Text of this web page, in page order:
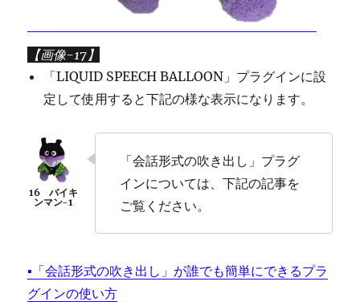
【画像-17】
「LIQUID SPEECH BALLOON」プラグインに設
定して使用すると下記の様な表示になります。
「会話形式の吹き出し」プラグ
インについては、下記の記事を
ご覧ください。
▪「会話形式の吹き出し」が誰でも簡単にできるプラ
グインの使い方